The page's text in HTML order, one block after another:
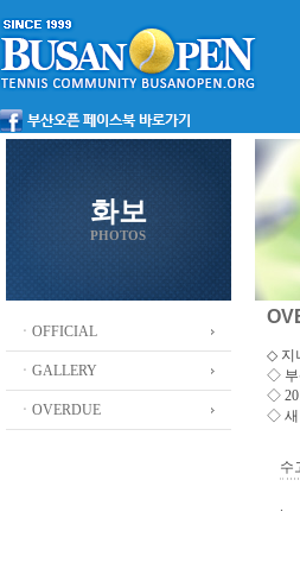
화보
PHOTOS
ㆍOFFICIAL
ㆍGALLERY
ㆍOVERDUE
◇ 지
◇
◇
◇ 새
수
.